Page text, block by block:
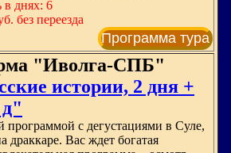
в днях: 6
без переезда
Программа тура
"Иволга-СПБ"
истории, 2 дня +
программой с дегустациями в Суле,
драккаре. Вас ждет богатая